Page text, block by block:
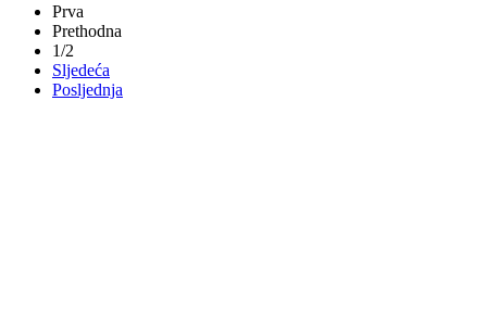
Prva
Prethodna
1/2
Sljedeća
Posljednja